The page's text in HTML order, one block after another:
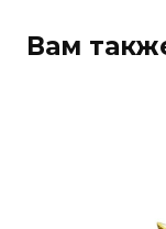
Вам